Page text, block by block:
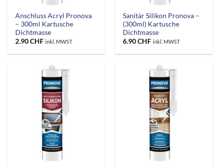
Anschluss Acryl Pronova
– 300ml Kartusche
Dichtmasse
2.90CHF inkl. MWST
Sanitär Silikon Pronova –
(300ml) Kartusche
Dichtmasse
6.90CHF inkl. MWST